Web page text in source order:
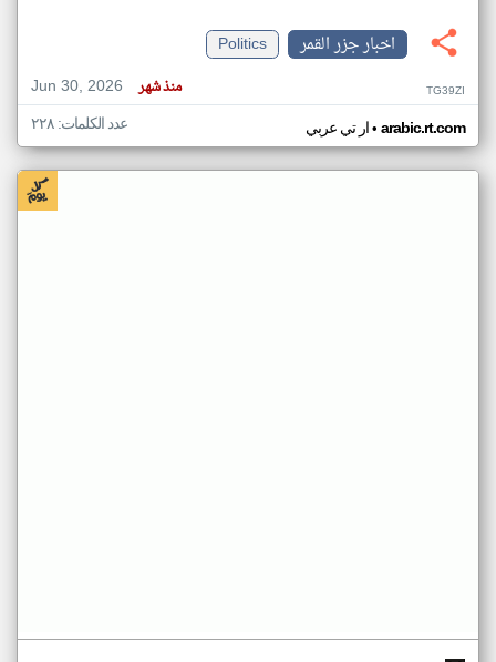
اخبار جزر القمر
Politics
Jun 30, 2026
منذ شهر TG39ZI
ار تي عربي• arabic.rt.com عدد الكلمات: ٢٢٨